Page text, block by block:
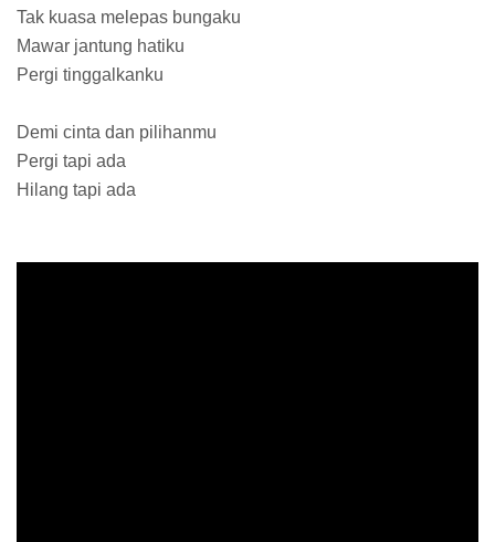
Tak kuasa melepas bungaku
Mawar jantung hatiku
Pergi tinggalkanku
Demi cinta dan pilihanmu
Pergi tapi ada
Hilang tapi ada